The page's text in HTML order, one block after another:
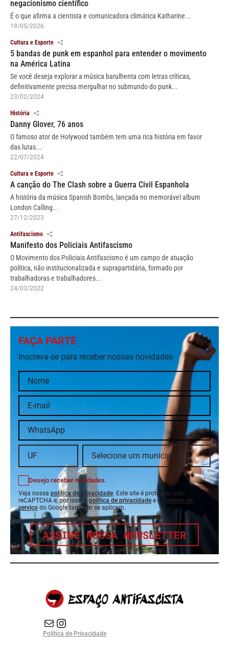
negacionismo científico
É o que afirma a cientista e comunicadora climática Katharine...
19/05/2026
Cultura e Esporte
5 bandas de punk em espanhol para entender o movimento
na América Latina
Se você deseja explorar a música barulhenta com letras críticas,
definitivamente precisa mergulhar no submundo do punk...
23/02/2024
História
Danny Glover, 76 anos
O famoso ator de Holywood também tem uma rica história em favor
das lutas...
22/07/2024
Cultura e Esporte
A canção do The Clash sobre a Guerra Civil Espanhola
A história da música Spanish Bombs, lançada no memorável album
London Calling...
27/12/2023
Antifascismo
Manifesto dos Policiais Antifascismo
O Movimento dos Policiais Antifascismo é um campo de atuação
política, não institucionalizada e suprapartidária, formado por
trabalhadoras e trabalhadores...
24/03/2022
FAÇA PARTE
Inscreva-se para receber nossas novidades
Desejo receber novidades.
Veja nossa política de privacidade. Este site é protegido pelo
reCAPTCHA e, por isso, a política de privacidade e os termos de
serviço do Google também se aplicam.
ASSINE NOSSA NEWSLETTER
E-mail Instagram do Espaço Antifascista
Política de Privacidade